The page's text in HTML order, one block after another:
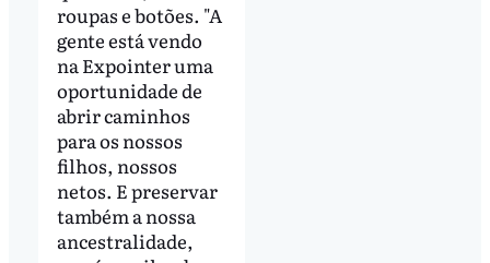
roupas e botões. "A
gente está vendo
na Expointer uma
oportunidade de
abrir caminhos
para os nossos
filhos, nossos
netos. E preservar
também a nossa
ancestralidade,